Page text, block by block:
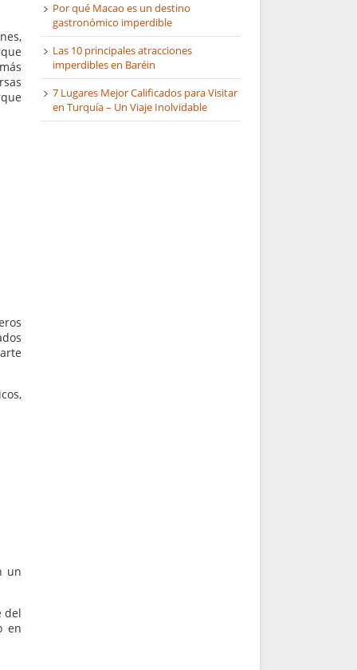
un
del
en
Por qué Macao es un destino
gastronómico imperdible
Las 10 principales atracciones
imperdibles en Baréin
7 Lugares Mejor Calificados para Visitar
en Turquía – Un Viaje Inolvidable